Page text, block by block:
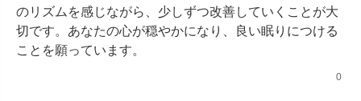
のリズムを感じながら、少しずつ改善していくことが大
切です。あなたの心が穏やかになり、良い眠りにつける
ことを願っています。
0